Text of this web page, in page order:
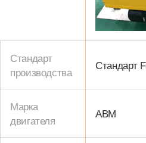
Стандарт
производства
Стандарт
Марка
двигателя
ABM